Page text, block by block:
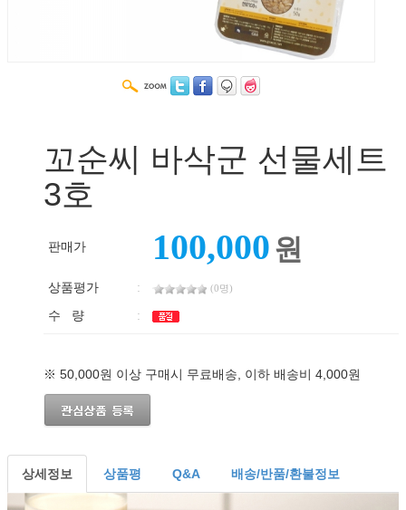
꼬순씨 바삭군 선물세트
3호
판매가 100,000원
상품평가 : (0명)
수 량 :
※ 50,000원 이상 구매시 무료배송, 이하 배송비 4,000원
상세정보 상품평 Q&A 배송/반품/환불정보